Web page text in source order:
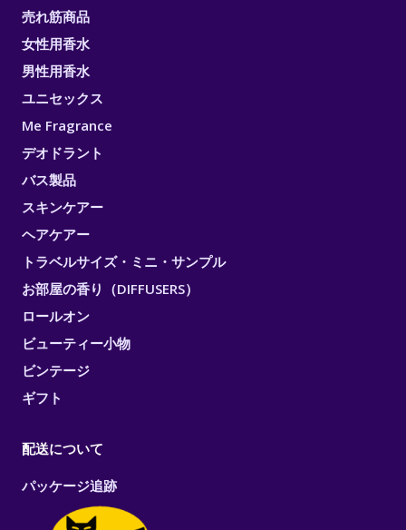
売れ筋商品
女性用香水
男性用香水
ユニセックス
Me Fragrance
デオドラント
バス製品
スキンケアー
ヘアケアー
トラベルサイズ・ミニ・サンプル
お部屋の香り（DIFFUSERS）
ロールオン
ビューティー小物
ビンテージ
ギフト
配送について
パッケージ追跡